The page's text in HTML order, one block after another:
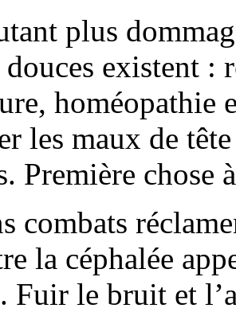
plus
existent :
homéopathie
les maux de
Première chose
combats
la céphalée
Fuir le bruit et